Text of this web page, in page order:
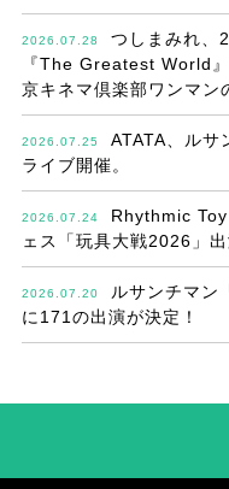
2026.07.28
つしまみれ、
『The Greatest World
京キネマ倶楽部ワンマン
2026.07.25
ATATA、ルサ
ライブ開催。
2026.07.24
Rhythmic
ェス「玩具大戦2026」出
2026.07.20
ルサンチマ
に171の出演が決定！